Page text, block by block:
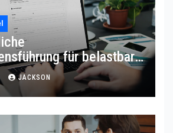
für belastbare
JACKSON